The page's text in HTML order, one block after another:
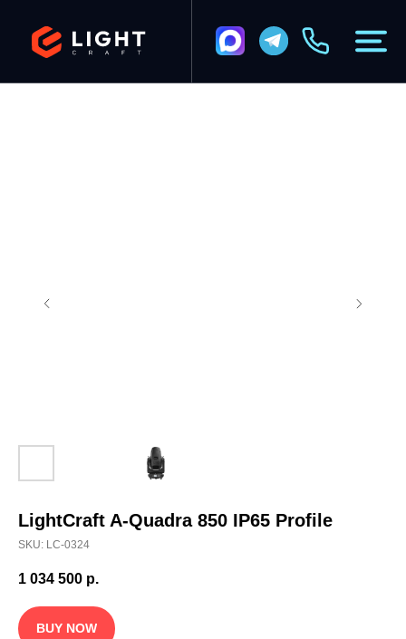
LightCraft A-Quadra 850 IP65 Profile
SKU: LC-0324
1 034 500 р.
BUY NOW